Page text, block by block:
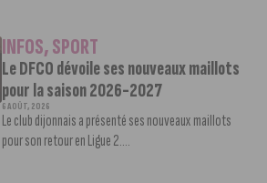
INFOS,SPORT
Le DFCO dévoile ses nouveaux maillots
pour la saison 2026-2027
6 AOÛT, 2026
Le club dijonnais a présenté ses nouveaux maillots
pour son retour en Ligue 2....